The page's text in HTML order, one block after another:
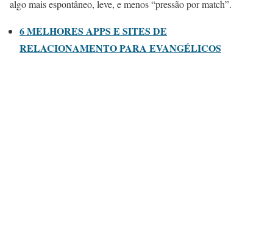
algo mais espontâneo, leve, e menos “pressão por match”.
6 MELHORES APPS E SITES DE
RELACIONAMENTO PARA EVANGÉLICOS